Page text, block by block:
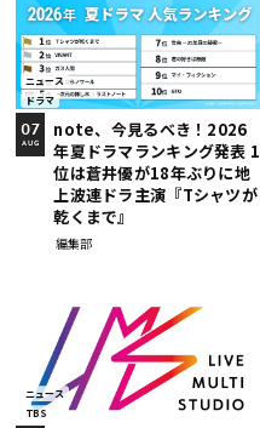
ニュース
ドラマ
note、今見るべき！2026
年夏ドラマランキング発表 1
位は蒼井優が18年ぶりに地
上波連ドラ主演『Tシャツが
乾くまで』
編集部
07
AUG
ニュース
TBS